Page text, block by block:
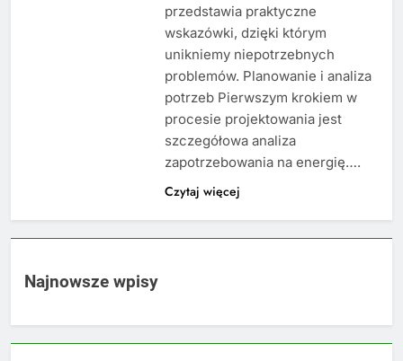
przedstawia praktyczne
wskazówki, dzięki którym
unikniemy niepotrzebnych
problemów. Planowanie i analiza
potrzeb Pierwszym krokiem w
procesie projektowania jest
szczegółowa analiza
zapotrzebowania na energię….
Czytaj więcej
Najnowsze wpisy